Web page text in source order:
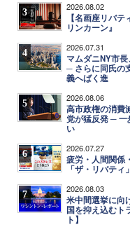
3 2026.08.02
【名画座リバ
リンカーン』
4 2026.07.31
マムダニNY市
─ さらに同氏の
義へばく進
5 2026.08.06
高市政権の消費
党が猛反発 ─ 一
い
6 2026.07.27
疲労・人間関係
「ザ・リバテ
7 2026.08.03
米中間選挙に向
国を抑え込むト
ト】